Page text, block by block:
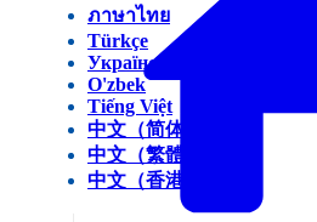
ภาษาไทย
Türkçe
Українська
O'zbek
Tiếng Việt
中文（简体）
中文（繁體）
中文（香港）